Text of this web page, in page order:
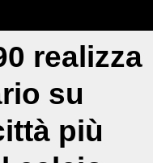
realizza
su
più